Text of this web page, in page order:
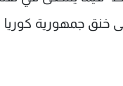
خنق جمهورية كوريا